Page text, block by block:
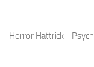
Horror Hattrick -